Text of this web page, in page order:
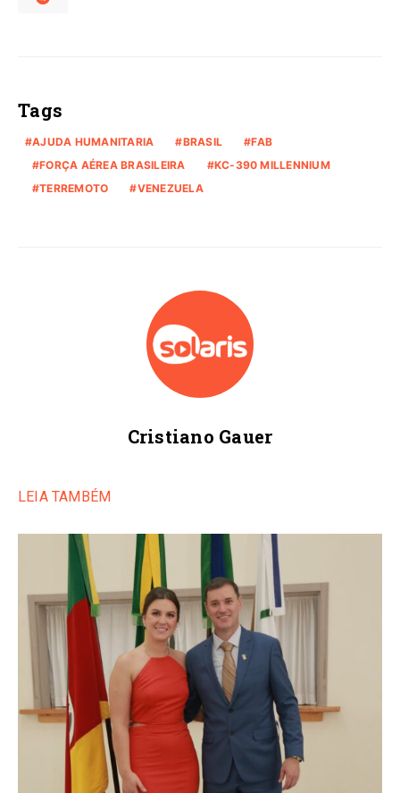
Tags
AJUDA HUMANITARIA BRASIL
FAB
FORÇA AÉREA BRASILEIRA
KC-390 MILLENNIUM
TERREMOTO
VENEZUELA
Cristiano Gauer
LEIA TAMBÉM